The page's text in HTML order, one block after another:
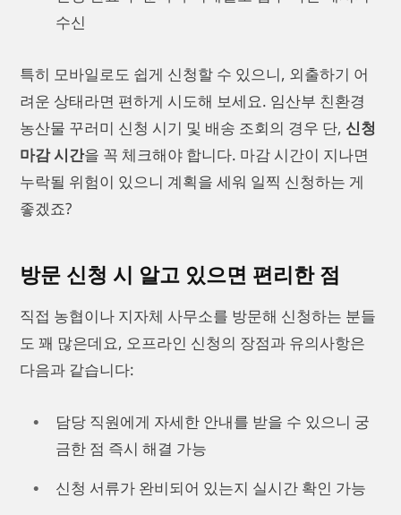
수신
특히 모바일로도 쉽게 신청할 수 있으니, 외출하기 어
려운 상태라면 편하게 시도해 보세요. 임산부 친환경
농산물 꾸러미 신청 시기 및 배송 조회의 경우 단, 신청
마감 시간을 꼭 체크해야 합니다. 마감 시간이 지나면
누락될 위험이 있으니 계획을 세워 일찍 신청하는 게
좋겠죠?
방문 신청 시 알고 있으면 편리한 점
직접 농협이나 지자체 사무소를 방문해 신청하는 분들
도 꽤 많은데요, 오프라인 신청의 장점과 유의사항은
다음과 같습니다:
담당 직원에게 자세한 안내를 받을 수 있으니 궁
금한 점 즉시 해결 가능
신청 서류가 완비되어 있는지 실시간 확인 가능